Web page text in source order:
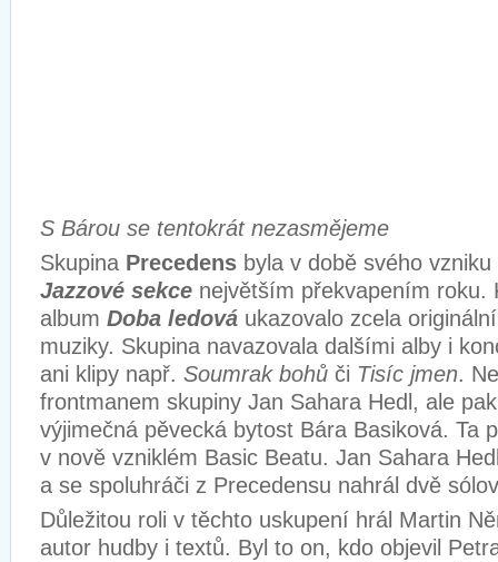
S Bárou se tentokrát nezasmějeme
Skupina Precedens byla v době svého
Jazzové sekce největším překvapením roku.
album Doba ledová ukazovalo zcela
muziky. Skupina navazovala dalšími alby i
ani klipy např. Soumrak bohů či Tisíc jmen.
frontmanem skupiny Jan Sahara Hedl, ale
výjimečná pěvecká bytost Bára Basiková. Ta
v nově vzniklém Basic Beatu. Jan Sahara
a se spoluhráči z Precedensu nahrál dvě
Důležitou roli v těchto uskupení hrál Martin
autor hudby i textů. Byl to on, kdo objevil